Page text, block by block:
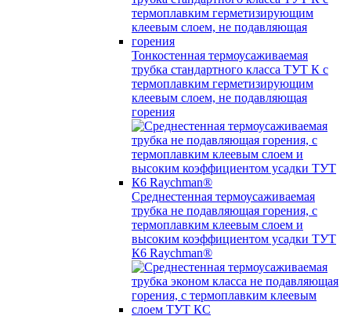
Тонкостенная термоусаживаемая
трубка стандартного класса ТУТ К с
термоплавким герметизирующим
клеевым слоем, не подавляющая
горения
Среднестенная термоусаживаемая
трубка не подавляющая горения, с
термоплавким клеевым слоем и
высоким коэффициентом усадки ТУТ
К6 Raychman®